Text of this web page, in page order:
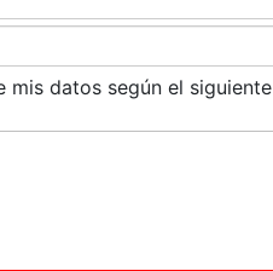
datos según el siguiente